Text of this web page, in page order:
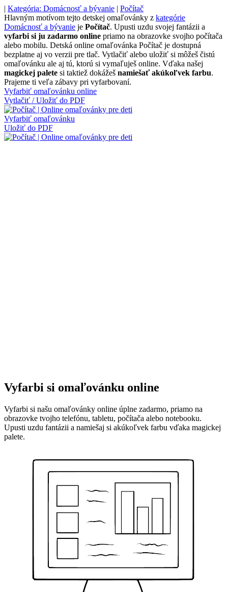
| Kategória: Domácnosť a bývanie | Počítač
Hlavným motívom tejto detskej omaľovánky z kategórie
Domácnosť a bývanie je Počítač. Upusti uzdu svojej fantázii a
vyfarbi si ju zadarmo online priamo na obrazovke svojho počítača
alebo mobilu. Detská online omaľovánka Počítač je dostupná
bezplatne aj vo verzii pre tlač. Vytlačiť alebo uložiť si môžeš čistú
omaľovánku ale aj tú, ktorú si vymaľuješ online. Vďaka našej
magickej palete si taktiež dokážeš namiešať akúkoľvek farbu.
Prajeme ti veľa zábavy pri vyfarbovaní.
Vyfarbiť omaľovánku online
Vytlačiť / Uložiť do PDF
Vyfarbiť omaľovánku
Uložiť do PDF
Vyfarbi si omaľovánku online
Vyfarbi si našu omaľovánky online úplne zadarmo, priamo na
obrazovke tvojho telefónu, tabletu, počítača alebo notebooku.
Upusti uzdu fantázii a namiešaj si akúkoľvek farbu vďaka magickej
palete.